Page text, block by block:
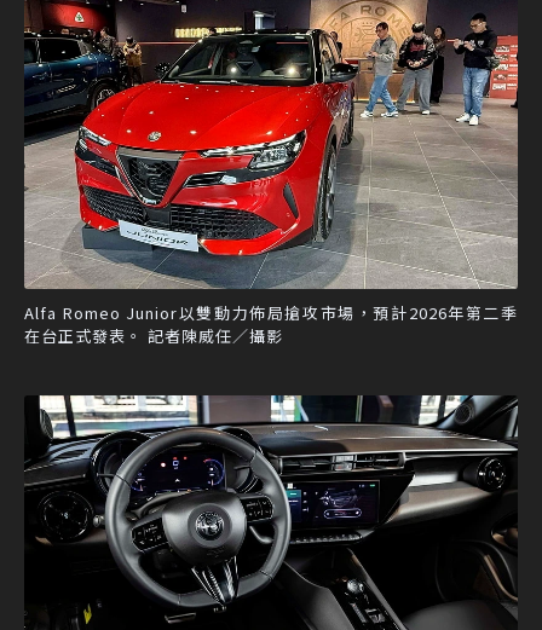
Alfa Romeo Junior以雙動力佈局搶攻市場，預計2026年第二季
在台正式發表。 記者陳威任／攝影